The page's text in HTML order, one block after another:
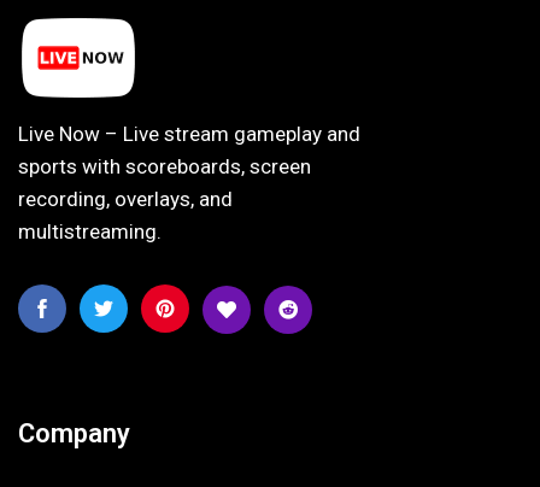
Live Now – Live stream gameplay and
sports with scoreboards, screen
recording, overlays, and
multistreaming.
Company